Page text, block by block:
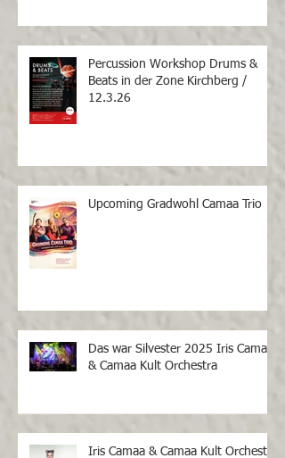
Percussion Workshop Drums &
Beats in der Zone Kirchberg /
12.3.26
Upcoming Gradwohl Camaa Trio
Das war Silvester 2025 Iris Camaa
& Camaa Kult Orchestra
Iris Camaa & Camaa Kult Orchestra